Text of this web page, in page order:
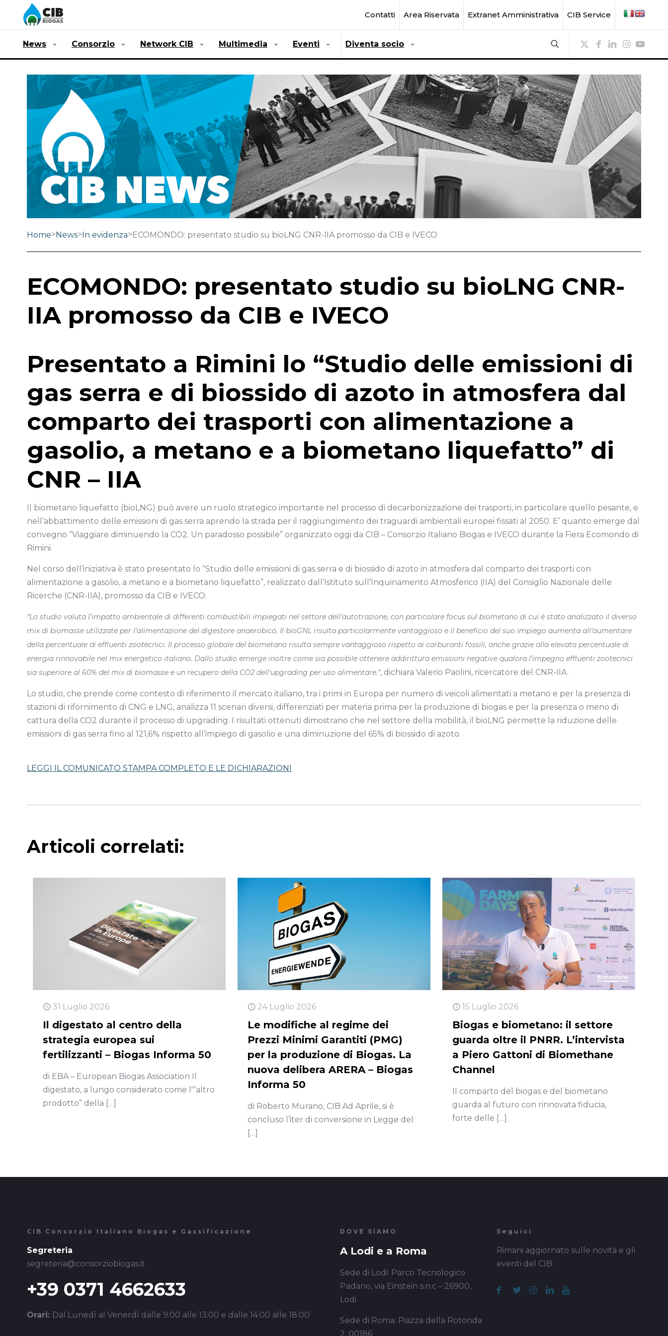
Contatti Area Riservata Extranet Amministrativa CIB Service
News Consorzio Network CIB Multimedia Eventi Diventa socio
Home>News>In evidenza>ECOMONDO: presentato studio su bioLNG CNR-IIA promosso da CIB e IVECO
ECOMONDO: presentato studio su bioLNG CNR-
IIA promosso da CIB e IVECO
Presentato a Rimini lo “Studio delle emissioni di
gas serra e di biossido di azoto in atmosfera dal
comparto dei trasporti con alimentazione a
gasolio, a metano e a biometano liquefatto” di
CNR – IIA
Il biometano liquefatto (bioLNG) può avere un ruolo strategico importante nel processo di decarbonizzazione dei trasporti, in particolare quello pesante, e
nell’abbattimento delle emissioni di gas serra aprendo la strada per il raggiungimento dei traguardi ambientali europei fissati al 2050. E’ quanto emerge dal
convegno “Viaggiare diminuendo la CO2. Un paradosso possibile” organizzato oggi da CIB – Consorzio Italiano Biogas e IVECO durante la Fiera Ecomondo di
Rimini.
Nel corso dell’iniziativa è stato presentato lo “Studio delle emissioni di gas serra e di biossido di azoto in atmosfera dal comparto dei trasporti con
alimentazione a gasolio, a metano e a biometano liquefatto”, realizzato dall’Istituto sull’Inquinamento Atmosferico (IIA) del Consiglio Nazionale delle
Ricerche (CNR-IIA), promosso da CIB e IVECO.
“Lo studio valuta l’impatto ambientale di differenti combustibili impiegati nel settore dell’autotrazione, con particolare focus sul biometano di cui è stato analizzato il diverso
mix di biomasse utilizzate per l’alimentazione del digestore anaerobico. Il bioGNL risulta particolarmente vantaggioso e il beneficio del suo impiego aumenta all’aumentare
della percentuale di effluenti zootecnici. Il processo globale del biometano risulta sempre vantaggioso rispetto ai carburanti fossili, anche grazie alla elevata percentuale di
energia rinnovabile nel mix energetico italiano. Dallo studio emerge inoltre come sia possibile ottenere addirittura emissioni negative qualora l’impegno effluenti zootecnici
sia superiore al 60% del mix di biomasse e un recupero della CO2 dell’upgrading per uso alimentare.”, dichiara Valerio Paolini, ricercatore del CNR-IIA.
Lo studio, che prende come contesto di riferimento il mercato italiano, tra i primi in Europa per numero di veicoli alimentati a metano e per la presenza di
stazioni di rifornimento di CNG e LNG, analizza 11 scenari diversi, differenziati per materia prima per la produzione di biogas e per la presenza o meno di
cattura della CO2 durante il processo di upgrading. I risultati ottenuti dimostrano che nel settore della mobilità, il bioLNG permette la riduzione delle
emissioni di gas serra fino al 121,6% rispetto all’impiego di gasolio e una diminuzione del 65% di biossido di azoto.
LEGGI IL COMUNICATO STAMPA COMPLETO E LE DICHIARAZIONI
Articoli correlati:
31 Luglio 2026
Il digestato al centro della
strategia europea sui
fertilizzanti – Biogas Informa 50
di EBA – European Biogas Association Il
digestato, a lungo considerato come l'”altro
prodotto” della […]
24 Luglio 2026
Le modifiche al regime dei
Prezzi Minimi Garantiti (PMG)
per la produzione di Biogas. La
nuova delibera ARERA – Biogas
Informa 50
di Roberto Murano, CIB Ad Aprile, si è
concluso l’iter di conversione in Legge del
[…]
15 Luglio 2026
Biogas e biometano: il settore
guarda oltre il PNRR. L’intervista
a Piero Gattoni di Biomethane
Channel
Il comparto del biogas e del biometano
guarda al futuro con rinnovata fiducia,
forte delle […]
CIB Consorzio Italiano Biogas e Gassificazione
Segreteria
segreteria@consorziobiogas.it
+39 0371 4662633
Orari: Dal Lunedì al Venerdì dalle 9:00 alle 13:00 e dalle 14:00 alle 18:00
DOVE SIAMO
A Lodi e a Roma
Sede di Lodi: Parco Tecnologico
Padano, via Einstein s.n.c – 26900,
Lodi
Sede di Roma: Piazza della Rotonda
2, 00186
Seguici
Rimani aggiornato sulle novità e gli
eventi del CIB: